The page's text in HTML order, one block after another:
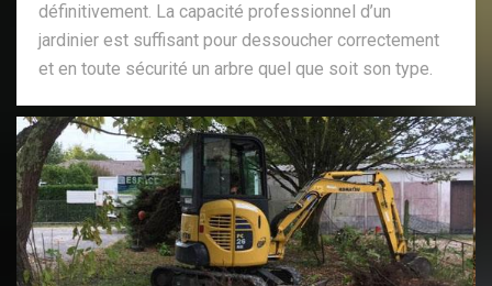
définitivement. La capacité professionnel d’un
jardinier est suffisant pour dessoucher correctement
et en toute sécurité un arbre quel que soit son type.